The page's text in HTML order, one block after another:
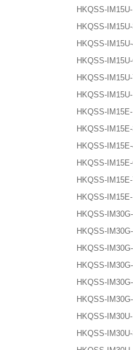
HKQSS-
HKQSS-
HKQSS-
HKQSS-
HKQSS-
HKQSS-
HKQSS-
HKQSS-
HKQSS-
HKQSS-
HKQSS-
HKQSS-
HKQSS-
HKQSS-
HKQSS-
HKQSS-
HKQSS-
HKQSS-
HKQSS-
HKQSS-